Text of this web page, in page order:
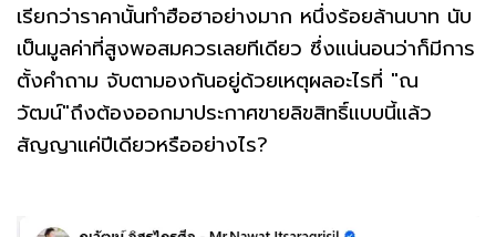
เรียกว่าราคานั้นทำฮือฮาอย่างมาก หนึ่งร้อยล้านบาท นับ
เป็นมูลค่าที่สูงพอสมควรเลยทีเดียว ซึ่งแน่นอนว่าก็มีการ
ตั้งคำถาม จับตามองกันอยู่ด้วยเหตุผลอะไรที่ "ณ
วัฒน์"ถึงต้องออกมาประกาศขายลิขสิทธิ์แบบนี้แล้ว
สัญญาแค่ปีเดียวหรืออย่างไร?